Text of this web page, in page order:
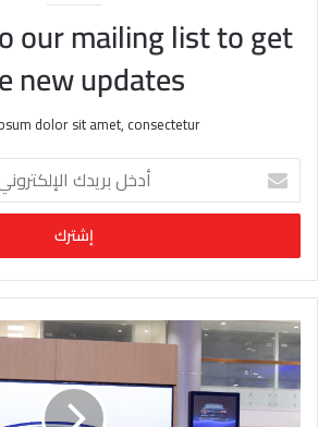
our mailing list to get
new updates!
dolor sit amet, consectetur.
خ
ب
ر
ي
د
ك
ا
ل